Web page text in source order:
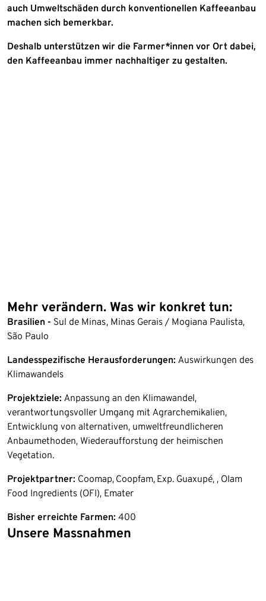
auch Umweltschäden durch konventionellen Kaffeeanbau
machen sich bemerkbar.
Deshalb unterstützen wir die Farmer*innen vor Ort dabei,
den Kaffeeanbau immer nachhaltiger zu gestalten.
Mehr verändern. Was wir konkret tun:
Brasilien - Sul de Minas, Minas Gerais / Mogiana Paulista,
São Paulo
Landesspezifische Herausforderungen: Auswirkungen des
Klimawandels
Projektziele: Anpassung an den Klimawandel,
verantwortungsvoller Umgang mit Agrarchemikalien,
Entwicklung von alternativen, umweltfreundlicheren
Anbaumethoden, Wiederaufforstung der heimischen
Vegetation.
Projektpartner: Coomap, Coopfam, Exp. Guaxupé, , Olam
Food Ingredients (OFI), Emater
Bisher erreichte Farmen: 400
Unsere Massnahmen
Ende der Auflistung